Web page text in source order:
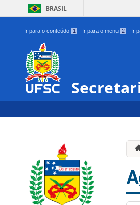
BRASIL
Ir para o conteúdo 1 Ir para o menu 2 Ir